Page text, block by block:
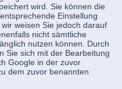
wird. Sie können die
Einstellung
weisen Sie jedoch darauf
nicht sämtliche
nutzen können. Durch
Sie sich mit der Bearbeitung
Google in der zuvor
dem zuvor benannten